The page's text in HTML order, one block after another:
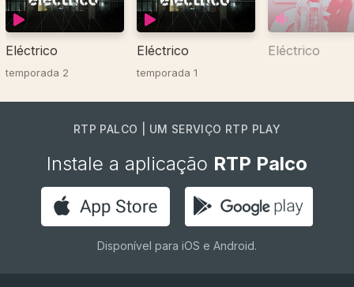
Eléctrico
temporada 2
Eléctrico
temporada 1
Eléctrico
RTP PALCO | UM SERVIÇO RTP PLAY
Instale a aplicação RTP Palco
Disponível para iOS e Android.